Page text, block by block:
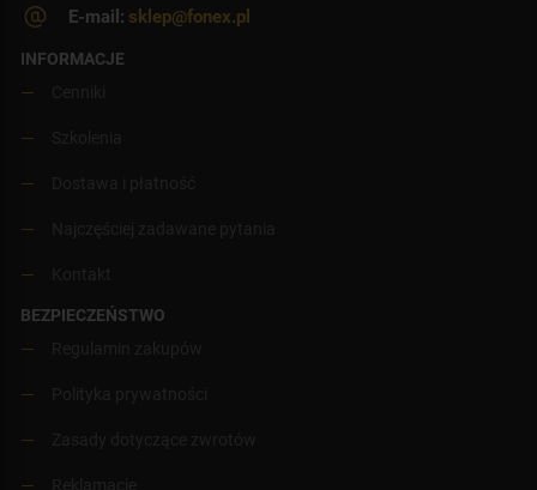
E-mail: sklep@fonex.pl
INFORMACJE
BEZPIECZEŃSTWO